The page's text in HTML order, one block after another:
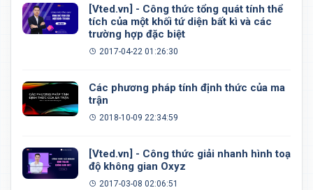
[Vted.vn] - Công thức tổng quát tính thể
tích của một khối tứ diện bất kì và các
trường hợp đặc biệt
2017-04-22 01:26:30
Các phương pháp tính định thức của ma
trận
2018-10-09 22:34:59
[Vted.vn] - Công thức giải nhanh hình toạ
độ không gian Oxyz
2017-03-08 02:06:51